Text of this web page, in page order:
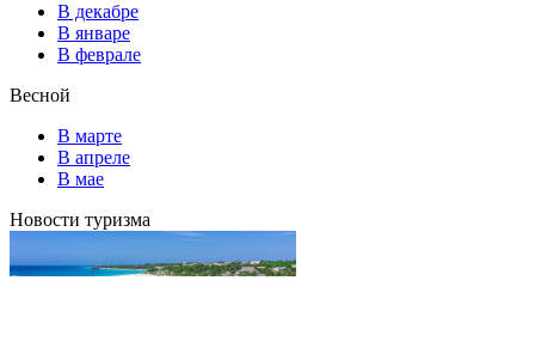
В декабре
В январе
В феврале
Весной
В марте
В апреле
В мае
Новости туризма